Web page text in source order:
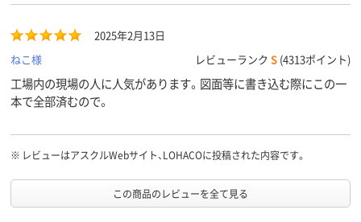
2025年2月13日
ねこ様
レビューランク S (4313ポイント)
工場内の現場の人に人気があります。図面等に書き込む際にこの一
本で全部済むので。
※ レビューはアスクルWebサイト、LOHACOに投稿された内容です。
この商品のレビューを全て見る